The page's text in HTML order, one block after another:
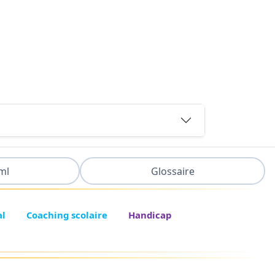
Glossaire
Coaching scolaire
Handicap